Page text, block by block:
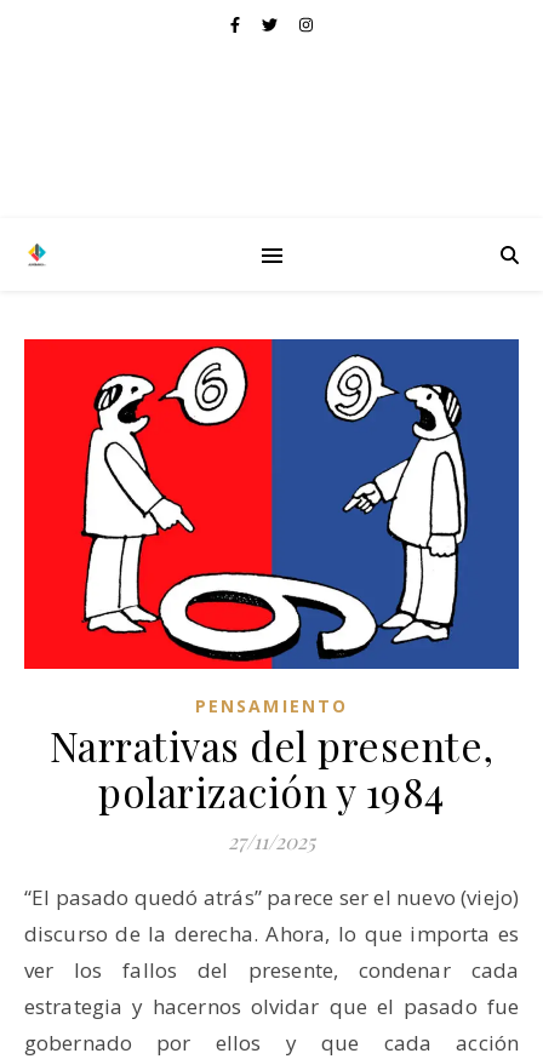
PENSAMIENTO
Narrativas del presente,
polarización y 1984
27/11/2025
“El pasado quedó atrás” parece ser el nuevo (viejo)
discurso de la derecha. Ahora, lo que importa es
ver los fallos del presente, condenar cada
estrategia y hacernos olvidar que el pasado fue
gobernado por ellos y que cada acción